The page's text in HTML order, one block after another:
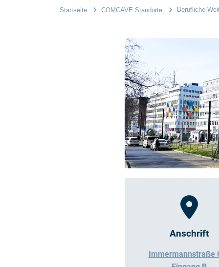
Startseite COMCAVE Standorte Berufliche
Anschrift
Immermannstraße